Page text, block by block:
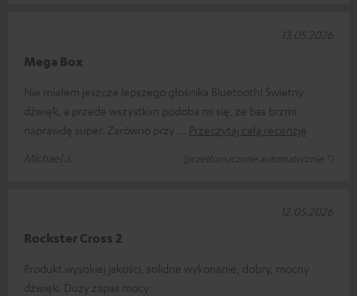
Mega Box
Nie miałem jeszcze lepszego głośnika Bluetooth! Świetny
dźwięk, a przede wszystkim podoba mi się, że bas brzmi
naprawdę super. Zarówno przy
Przeczytaj całą recenzję
Michael J.
(przetłumaczone automatycznie *)
13.05.2026
Rockster Cross 2
Produkt wysokiej jakości, solidne wykonanie, dobry, mocny
dźwięk. Duży zapas mocy
12.05.2026